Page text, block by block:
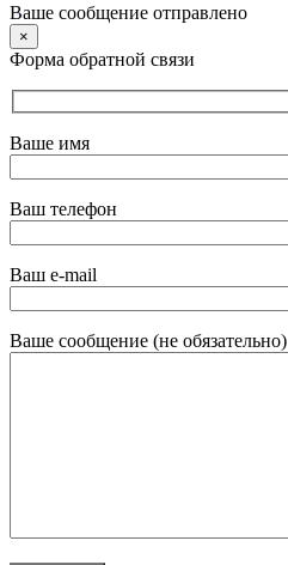
Ваше сообщение отправлено
×
Форма обратной связи
Ваше имя
Ваш телефон
Ваш e-mail
Ваше сообщение (не обязательно)